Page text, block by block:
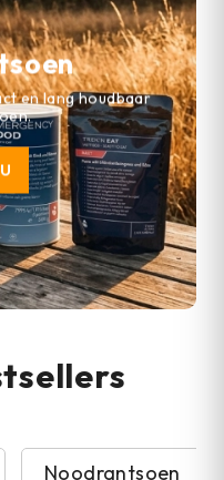
en lang houdbaar
Noodrantsoen